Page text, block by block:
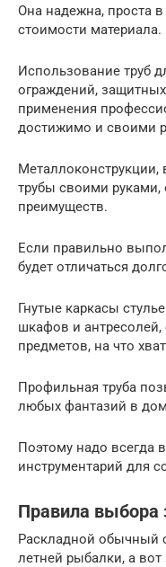
Она надежна, проста в
стоимости материала.
Использование труб
ограждений,
применения
достижимо и своими
трубы своими
преимуществ.
Если правильно
будет отличаться
Гнутые каркасы
шкафов и
предметов, на что
Профильная труба
любых фантазий в
Поэтому надо всегда
инструментарий для
Правила выбора
Раскладной обычный
летней рыбалки, а